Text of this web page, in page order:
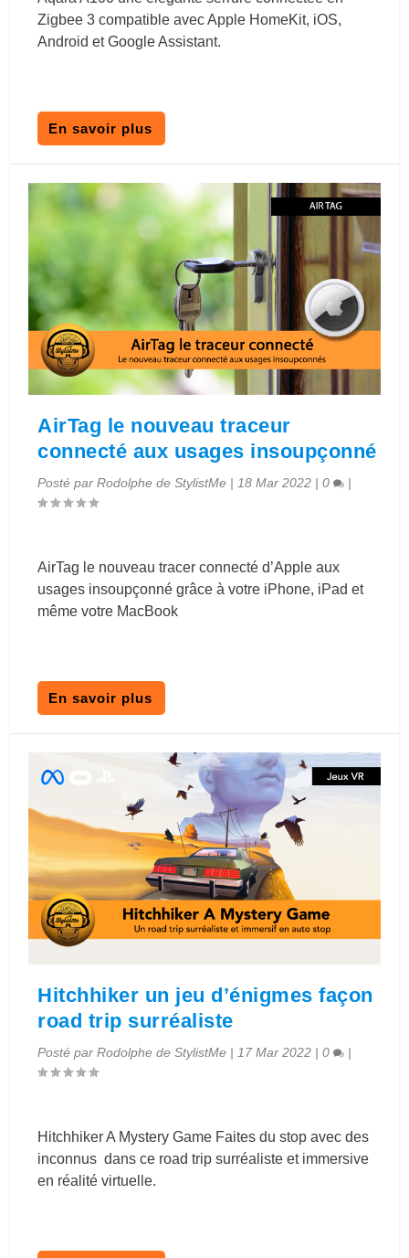
Zigbee 3 compatible avec Apple HomeKit, iOS,
Android et Google Assistant.
En savoir plus
AirTag le nouveau traceur
connecté aux usages insoupçonné
Posté parRodolphe de StylistMe | 18 Mar 2022 |0 |
AirTag le nouveau tracer connecté d’Apple aux
usages insoupçonné grâce à votre iPhone, iPad et
même votre MacBook
En savoir plus
Hitchhiker un jeu d’énigmes façon
road trip surréaliste
Posté parRodolphe de StylistMe | 17 Mar 2022 |0 |
Hitchhiker A Mystery Game Faites du stop avec des
inconnus dans ce road trip surréaliste et immersive
en réalité virtuelle.